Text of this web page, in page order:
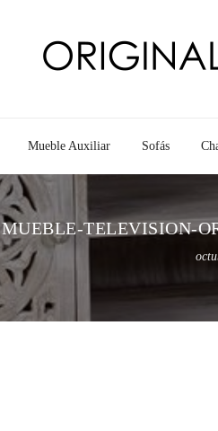
Mueble Auxiliar Sofás
MUEBLE-TELEVISION-